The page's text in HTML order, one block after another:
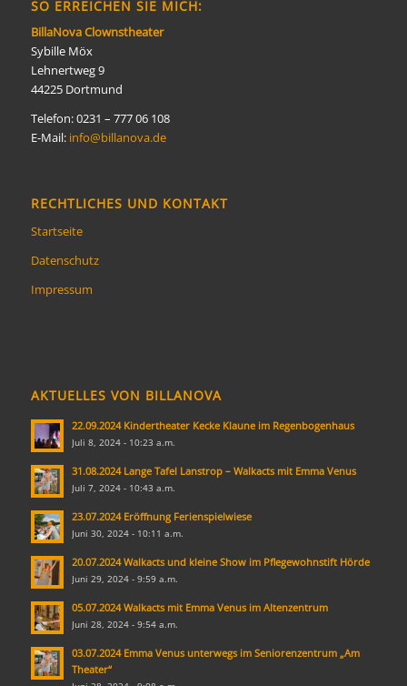
SO ERREICHEN SIE MICH:
BillaNova Clownstheater
Sybille Möx
Lehnertweg 9
44225 Dortmund
Telefon: 0231 – 777 06 108
E-Mail: info@billanova.de
RECHTLICHES UND KONTAKT
Startseite
Datenschutz
Impressum
AKTUELLES VON BILLANOVA
22.09.2024 Kindertheater Kecke Klaune im Regenbogenhaus
Juli 8, 2024 - 10:23 a.m.
31.08.2024 Lange Tafel Lanstrop – Walkacts mit Emma Venus
Juli 7, 2024 - 10:43 a.m.
23.07.2024 Eröffnung Ferienspielwiese
Juni 30, 2024 - 10:11 a.m.
20.07.2024 Walkacts und kleine Show im Pflegewohnstift Hörde
Juni 29, 2024 - 9:59 a.m.
05.07.2024 Walkacts mit Emma Venus im Altenzentrum
Juni 28, 2024 - 9:54 a.m.
03.07.2024 Emma Venus unterwegs im Seniorenzentrum „Am
Theater“